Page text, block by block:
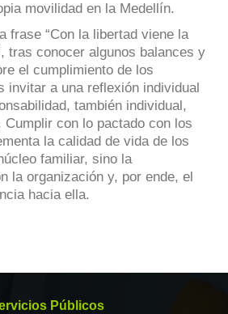
movilidad en la Medellín.
frase “Con la libertad viene la
tras conocer algunos balances y
el cumplimiento de los
invitar a una reflexión individual
también individual,
con lo pactado con los
la calidad de vida de los
familiar, sino la
la organización y, por ende, el
hacia ella.
Públicos